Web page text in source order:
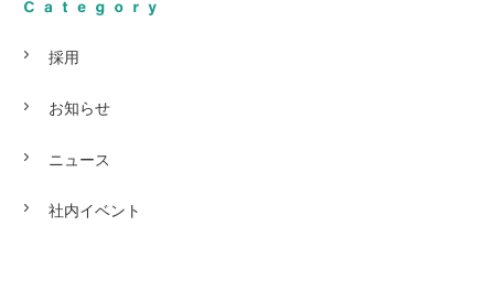
採用
お知らせ
ニュース
社内イベント